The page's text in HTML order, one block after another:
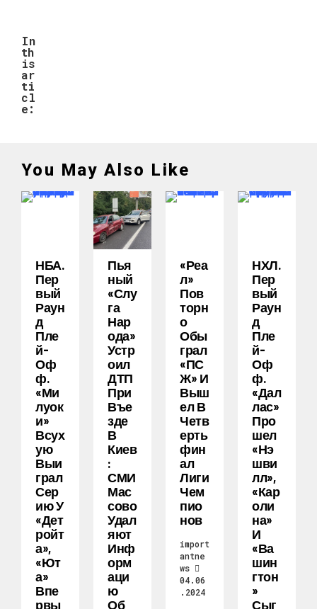
In
th
is
ar
ti
cl
e:
You May Also Like
НБА.
Пер
Вый
Раун
Д
Пле
Й-
Оф
Ф.
«Ми
Луок
И»
Всух
Ую
Выи
Грал
Сер
Ию У
«Дет
Ройт
А»,
«Ют
А»
Впе
Рвы
Пья
Ный
«слу
Га
Нар
Ода»
Устр
Оил
ДТП
При
Въе
Зде
В
Киев
:
СМИ
Мас
Сово
Удал
Яют
Инф
Орм
Аци
Ю
Об
«Реа
Л»
Пов
Торн
О
Обы
Грал
«ПС
Ж» И
Выш
Ел В
Четв
Ерть
Фин
Ал
Лиги
Чем
Пио
Нов
import
antne
ws
04.06
.2024
НХЛ.
Пер
Вый
Раун
Д
Пле
Й-
Оф
Ф.
«Дал
Лас»
Про
Шел
«Нэ
Шви
Лл»,
«Кар
Оли
На»
И
«Ва
Шин
Гтон
»
Сыг